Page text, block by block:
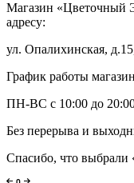
Магазин «Цветочный
адресу:
ул. Опалихинская,
График работы
ПН-ВС с 10:00 до
Без перерыва и
Спасибо, что выбрали